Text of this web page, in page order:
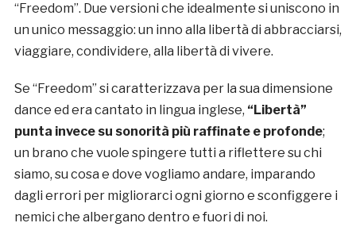
“Freedom”. Due versioni che idealmente si uniscono in
un unico messaggio: un inno alla libertà di abbracciarsi,
viaggiare, condividere, alla libertà di vivere.
Se “Freedom” si caratterizzava per la sua dimensione
dance ed era cantato in lingua inglese, “Libertà”
punta invece su sonorità più raffinate e profonde;
un brano che vuole spingere tutti a riflettere su chi
siamo, su cosa e dove vogliamo andare, imparando
dagli errori per migliorarci ogni giorno e sconfiggere i
nemici che albergano dentro e fuori di noi.